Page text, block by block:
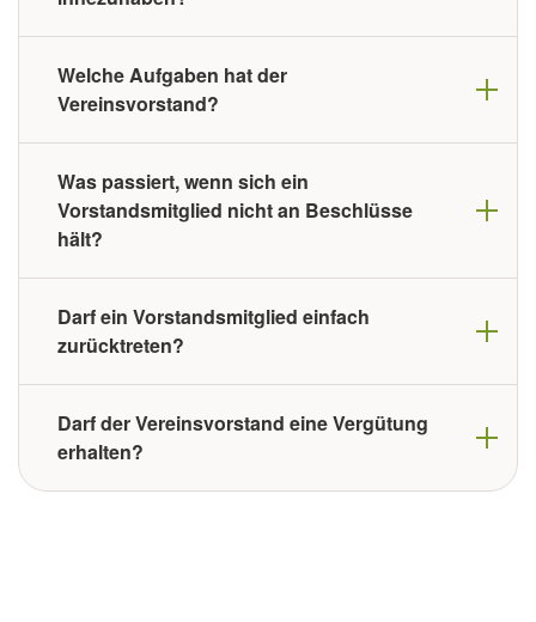
Welche Aufgaben hat der
Vereinsvorstand?
Was passiert, wenn sich ein
Vorstandsmitglied nicht an Beschlüsse
hält?
Darf ein Vorstandsmitglied einfach
zurücktreten?
Darf der Vereinsvorstand eine Vergütung
erhalten?